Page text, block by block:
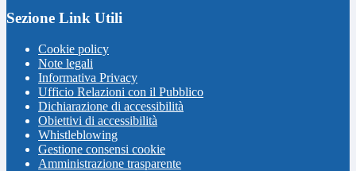
Sezione Link Utili
Cookie policy
Note legali
Informativa Privacy
Ufficio Relazioni con il Pubblico
Dichiarazione di accessibilità
Obiettivi di accessibilità
Whistleblowing
Gestione consensi cookie
Amministrazione trasparente